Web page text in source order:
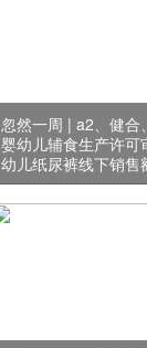
忽然一周 | a2、健合
婴幼儿辅食生产许
幼儿纸尿裤线下销售